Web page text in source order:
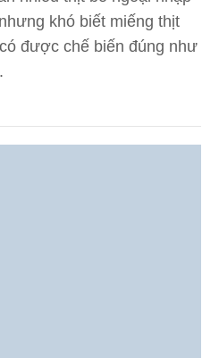
khó biết miếng thịt
được chế biến đúng như